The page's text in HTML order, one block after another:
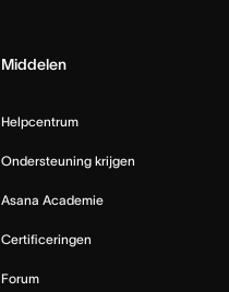
Middelen
Helpcentrum
Ondersteuning krijgen
Asana Academie
Certificeringen
Forum